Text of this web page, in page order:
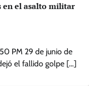
en el asalto militar
PM 29 de junio de
el fallido golpe […]